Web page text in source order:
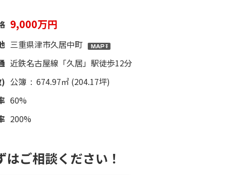
9,000万円
三重県津市久居中町
近鉄名古屋線「久居」駅徒歩12分
公簿 : 674.97㎡ (204.17坪)
60%
200%
はご相談ください！